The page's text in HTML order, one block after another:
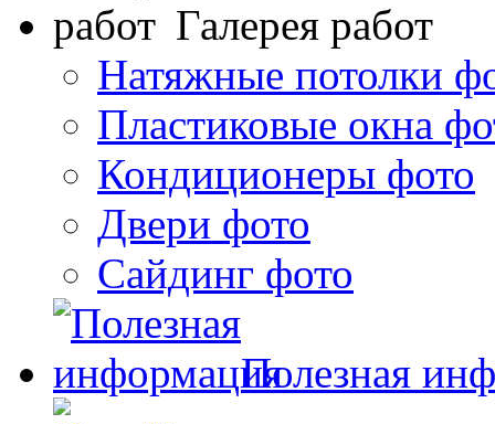
Галерея работ
Натяжные потолки
Пластиковые окна
Кондиционеры фото
Двери фото
Сайдинг фото
Полезная